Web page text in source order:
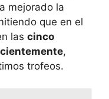
mejorado la
que en el
las cinco
,
trofeos.